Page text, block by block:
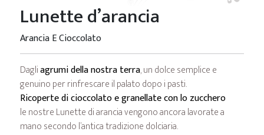
Lunette d’arancia
Arancia E Cioccolato
Dagliagrumi della nostra terra, un dolce semplice e
genuino per rinfrescare il palato dopo i pasti.
Ricoperte di cioccolato e granellate con lo zucchero
le nostre Lunette di arancia vengono ancora lavorate a
mano secondo l’antica tradizione dolciaria.